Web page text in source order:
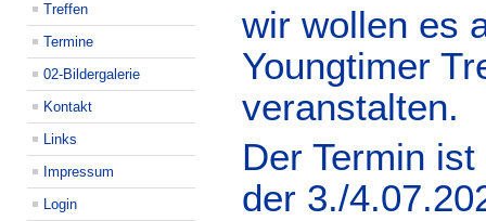
Treffen
Termine
02-Bildergalerie
Kontakt
Links
Impressum
Login
wir wollen es
Youngtimer
veranstalten.
Der Termin
der 3./